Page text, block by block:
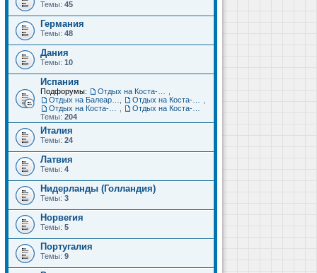
Темы: 45
Германия
Темы: 48
Дания
Темы: 10
Испания
Подфорумы:
Темы: 204
Италия
Темы: 24
Латвия
Темы: 4
Нидерланды (Голландия)
Темы: 3
Норвегия
Темы: 5
Португалия
Темы: 9